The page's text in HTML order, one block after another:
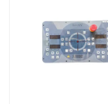
আমাদের সম্পর্কে